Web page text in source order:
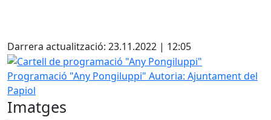
Darrera actualització: 23.11.2022 | 12:05
Cartell de programació "Any Pongiluppi"
Programació "Any Pongiluppi" Autoria: Ajuntament del
Papiol
Imatges